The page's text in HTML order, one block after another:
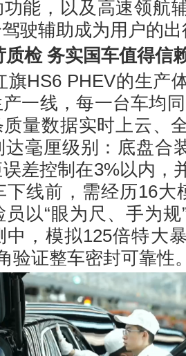
能，以及高速领航
驶辅助成为用户的
检 务实国车值得信
PHEV的生产体
一线，每一台车均
质量数据实时上云、
毫厘级别：底盘合
差控制在3%以内，
下线前，需经历16大
以“眼为尺、手为
中，模拟125倍特大
验证整车密封可靠性